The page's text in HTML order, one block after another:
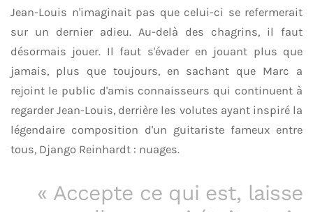
Jean-Louis n'imaginait pas que celui-ci se refermerait
sur un dernier adieu. Au-delà des chagrins, il faut
désormais jouer. Il faut s'évader en jouant plus que
jamais, plus que toujours, en sachant que Marc a
rejoint le public d'amis connaisseurs qui continuent à
regarder Jean-Louis, derrière les volutes ayant inspiré la
légendaire composition d'un guitariste fameux entre
tous, Django Reinhardt : nuages.
« Accepte ce qui est, laisse